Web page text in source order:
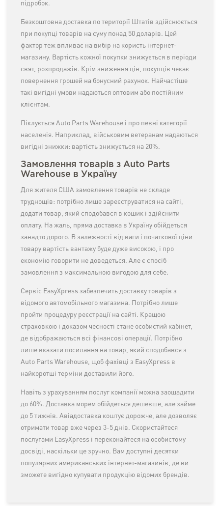
підробок.
Безкоштовна доставка по території Штатів здійснюється
при покупці товарів на суму понад 50 доларів. Цей
фактор теж впливає на вибір на користь інтернет-
магазину. Вартість кожної покупки знижується в періоди
свят, розпродажів. Крім зниження цін, покупців чекає
повернення грошей на бонусний рахунок. Найчастіше
такі вигідні умови надаються оптовим або постійним
клієнтам.
Піклується Auto Parts Warehouse і про певні категорії
населенія. Наприклад, військовим ветеранам надаються
вигідні знижки: вартість знижується на 20%.
Замовлення товарів з Auto Parts
Warehouse в Україну
Для жителя США замовлення товарів не складе
труднощів: потрібно лише зареєструватися на сайті,
додати товар, який сподобався в кошик і здійснити
оплату. На жаль, пряма доставка в Україну обійдеться
занадто дорого. В залежності від ваги і початкової ціни
товару вартість вантажу буде дуже високою, і про
економію говорити не доведеться. Але є спосіб
замовлення з максимальною вигодою для себе.
Сервіс EasyXpress забезпечить доставку товарів з
відомого автомобільного магазина. Потрібно лише
пройти процедуру реєстрації на сайті. Кращою
страховкою і доказом чесності стане особистий кабінет,
де відображаються всі фінансові операції. Потрібно
лише вказати посилання на товар, який сподобався з
Auto Parts Warehouse, щоб фахівці з EasyXpress в
найкоротші терміни доставили його.
Навіть з урахуванням послуг компанії можна заощадити
до 60%. Доставка морем обійдеться дешевше, але займе
до 5 тижнів. Авіадоставка коштує дорожче, але дозволяє
отримати товар вже через 3-5 днів. Скористайтеся
послугами EasyXpress і переконайтеся на особистому
досвіді, наскільки це зручно. Вам доступні десятки
популярних американських інтернет-магазинів, де ви
зможете вигідно купувати продукцію відомих брендів.